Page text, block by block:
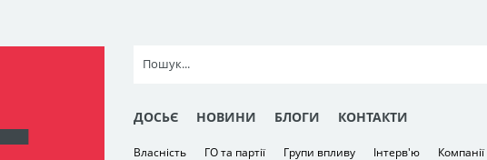
ДОСЬЄ НОВИНИ БЛОГИ КОНТАКТИ
Власність ГО та партії Групи впливу Інтерв'ю Компанії